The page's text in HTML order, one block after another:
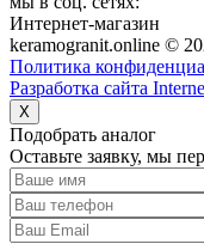
Интернет-магазин
keramogranit.online ©
Политика
Разработка сайта
X
Подобрать аналог
Оставьте заявку, мы